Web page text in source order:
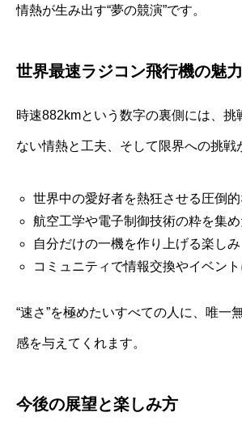
情熱が生み出す“夢の競演”です。
世界最速ラジコン飛行機の魅力
時速882kmという数字の裏側には、挑
ない情熱と工夫、そして限界への挑戦
世界中の愛好者を熱狂させる圧倒
航空工学や電子制御技術の粋を集
自分だけの一機を作り上げる楽しみ
コミュニティで情報交換やイベン
“速さ”を極めたいすべての人に、唯一
感を与えてくれます。
今後の展望と楽しみ方